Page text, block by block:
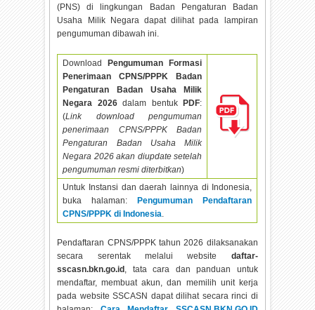
(PNS) di lingkungan Badan Pengaturan Badan
Usaha Milik Negara dapat dilihat pada lampiran
pengumuman dibawah ini.
Download
Pengumuman Formasi
Penerimaan CPNS/PPPK Badan
Pengaturan Badan Usaha Milik
Negara 2026dalam bentuk PDF:
(Link download pengumuman
penerimaan CPNS/PPPK Badan
Pengaturan Badan Usaha Milik
Negara 2026 akan diupdate setelah
pengumuman resmi diterbitkan)
Untuk Instansi dan daerah lainnya di Indonesia,
buka halaman:
Pengumuman Pendaftaran
CPNS/PPPK di Indonesia.
Pendaftaran CPNS/PPPK tahun2026 dilaksanakan
secara serentak melalui website daftar-
sscasn.bkn.go.id , tata cara dan panduan untuk
mendaftar, membuat akun, dan memilih unit kerja
pada website SSCASN dapat dilihat secara rinci di